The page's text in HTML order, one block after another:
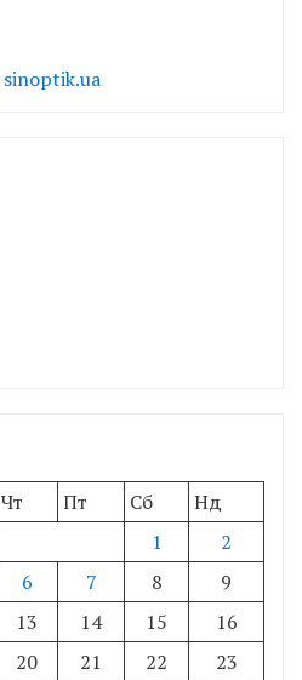
sinoptik.ua
Чт Пт Сб
Нд
1
2
6 7 8
9
13 14 15
16
20 21 22
23